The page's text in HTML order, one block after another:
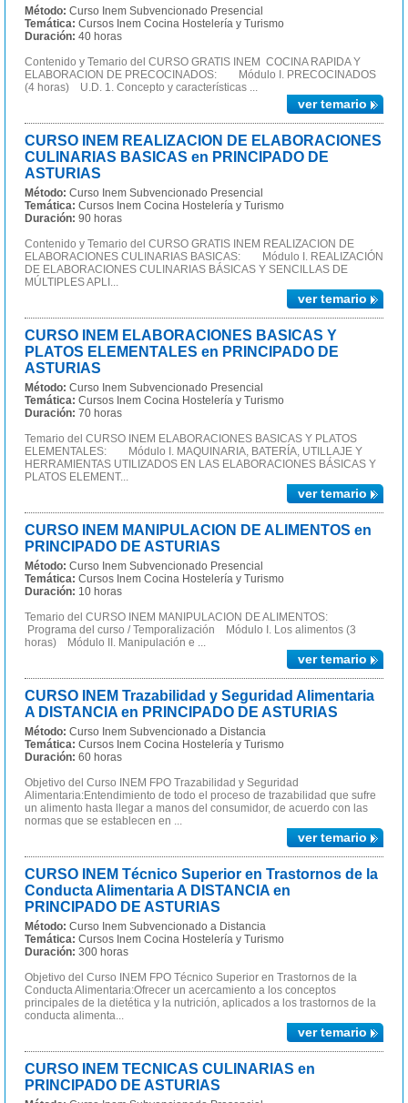
Método: Curso Inem Subvencionado Presencial
Temática: Cursos Inem Cocina Hostelería y Turismo
Duración: 40 horas
Contenido y Temario del CURSO GRATIS INEM COCINA RAPIDA Y
ELABORACION DE PRECOCINADOS: Módulo I. PRECOCINADOS
(4 horas) U.D. 1. Concepto y características ...
ver temario
CURSO INEM REALIZACION DE ELABORACIONES
CULINARIAS BASICAS en PRINCIPADO DE
ASTURIAS
Método: Curso Inem Subvencionado Presencial
Temática: Cursos Inem Cocina Hostelería y Turismo
Duración: 90 horas
Contenido y Temario del CURSO GRATIS INEM REALIZACION DE
ELABORACIONES CULINARIAS BASICAS: Módulo I. REALIZACIÓN
DE ELABORACIONES CULINARIAS BÁSICAS Y SENCILLAS DE
MÚLTIPLES APLI...
ver temario
CURSO INEM ELABORACIONES BASICAS Y
PLATOS ELEMENTALES en PRINCIPADO DE
ASTURIAS
Método: Curso Inem Subvencionado Presencial
Temática: Cursos Inem Cocina Hostelería y Turismo
Duración: 70 horas
Temario del CURSO INEM ELABORACIONES BASICAS Y PLATOS
ELEMENTALES: Módulo I. MAQUINARIA, BATERÍA, UTILLAJE Y
HERRAMIENTAS UTILIZADOS EN LAS ELABORACIONES BÁSICAS Y
PLATOS ELEMENT...
ver temario
CURSO INEM MANIPULACION DE ALIMENTOS en
PRINCIPADO DE ASTURIAS
Método: Curso Inem Subvencionado Presencial
Temática: Cursos Inem Cocina Hostelería y Turismo
Duración: 10 horas
Temario del CURSO INEM MANIPULACION DE ALIMENTOS:
Programa del curso / Temporalización Módulo I. Los alimentos (3
horas) Módulo II. Manipulación e ...
ver temario
CURSO INEM Trazabilidad y Seguridad Alimentaria
A DISTANCIA en PRINCIPADO DE ASTURIAS
Método: Curso Inem Subvencionado a Distancia
Temática: Cursos Inem Cocina Hostelería y Turismo
Duración: 60 horas
Objetivo del Curso INEM FPO Trazabilidad y Seguridad
Alimentaria:Entendimiento de todo el proceso de trazabilidad que sufre
un alimento hasta llegar a manos del consumidor, de acuerdo con las
normas que se establecen en ...
ver temario
CURSO INEM Técnico Superior en Trastornos de la
Conducta Alimentaria A DISTANCIA en
PRINCIPADO DE ASTURIAS
Método: Curso Inem Subvencionado a Distancia
Temática: Cursos Inem Cocina Hostelería y Turismo
Duración: 300 horas
Objetivo del Curso INEM FPO Técnico Superior en Trastornos de la
Conducta Alimentaria:Ofrecer un acercamiento a los conceptos
principales de la dietética y la nutrición, aplicados a los trastornos de la
conducta alimenta...
ver temario
CURSO INEM TECNICAS CULINARIAS en
PRINCIPADO DE ASTURIAS